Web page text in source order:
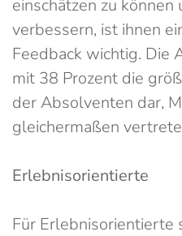
einschätzen zu können
verbessern, ist ihnen
Feedback wichtig. Die
mit 38 Prozent die
der Absolventen dar,
gleichermaßen
Erlebnisorientierte
Für Erlebnisorientierte